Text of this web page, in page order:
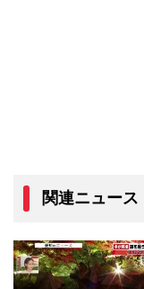
関連ニュース